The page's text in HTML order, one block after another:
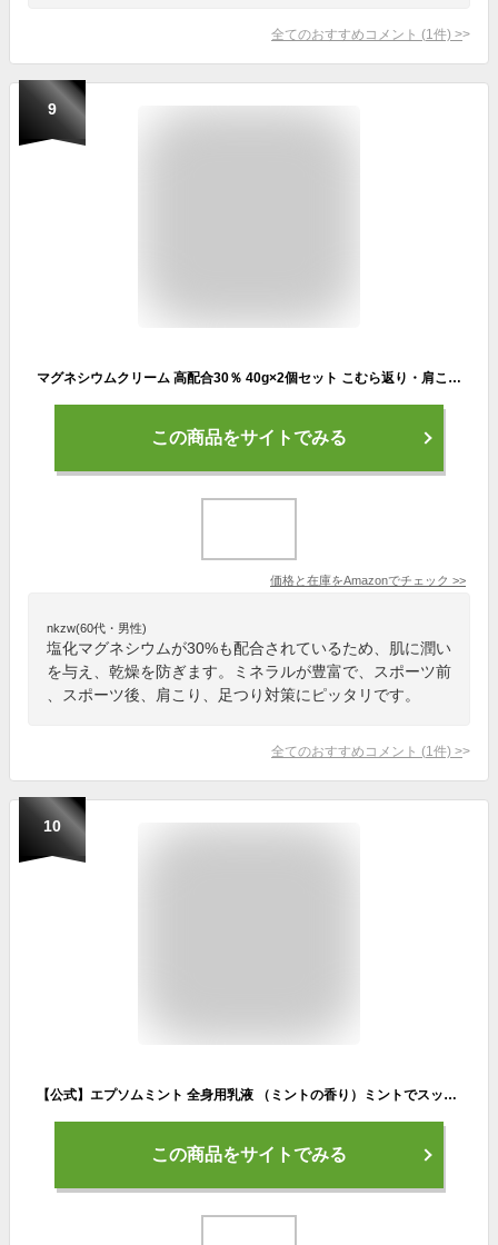
全てのおすすめコメント (1 件) >
9
マグネシウムクリーム 高配合30％ 40g×2個セット こむら返り・肩こり・筋肉疲労に スポーツ後のボディケア 日本製
この商品をサイトでみる
価格と在庫をAmazonでチェック >>
nkzw(60代・男性)
塩化マグネシウムが30%も配合されているため、肌に潤い
を与え、乾燥を防ぎます。ミネラルが豊富で、スポーツ前
、スポーツ後、肩こり、足つり対策にピッタリです。
全てのおすすめコメント (1 件) >
10
【公式】エプソムミント 全身用乳液 （ミントの香り）ミントでスッキリ！ エプソムソルト配合 マグネシウムクリーム 硫酸マグネシウム 10%配合 シークリスタルス 乳液 スキンケア 保湿 エプソム ソルト マグネシウム sea crystals
この商品をサイトでみる